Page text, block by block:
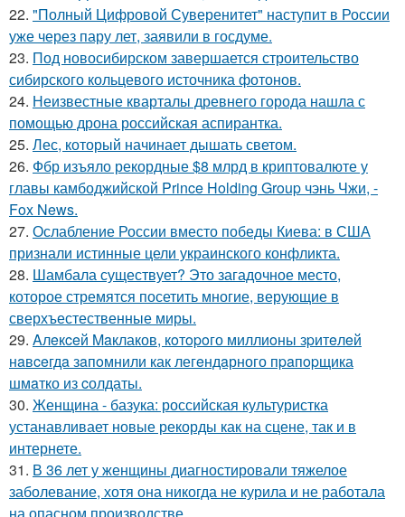
22. "Полный Цифровой Суверенитет" наступит в России
уже через пару лет, заявили в госдуме.
23. Под новосибирском завершается строительство
сибирского кольцевого источника фотонов.
24. Неизвестные кварталы древнего города нашла с
помощью дрона российская аспирантка.
25. Лес, который начинает дышать светом.
26. Фбр изъяло рекордные $8 млрд в криптовалюте у
главы камбоджийской Prince Holding Group чэнь Чжи, -
Fox News.
27. Ослабление России вместо победы Киева: в США
признали истинные цели украинского конфликта.
28. Шамбала существует? Это загадочное место,
которое стремятся посетить многие, верующие в
сверхъестественные миры.
29. Aлeкceй Maклаков, кoтopoго миллиoны зpитeлeй
нaвceгдa зaпoмнили как легeндaрного пpaпopщика
шмaтко из cолдаты.
30. Женщина - базука: российская культуристка
устанавливает новые рекорды как на сцене, так и в
интернете.
31. В 36 лет у женщины диагностировали тяжелое
заболевание, хотя она никогда не курила и не работала